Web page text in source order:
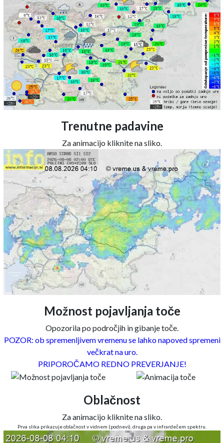
Trenutne padavine
Za animacijo kliknite na sliko.
Možnost pojavljanja toče
Opozorila po področjih in gibanje toče.
POZOR: ob spremenljivem vremenu se lahko napoved spremeni
večkrat na uro.
PRIPOROČAMO REDNO PREVERJANJE!
Oblačnost
Za animacijo kliknite na sliko.
Prva slika prikazuje oblačnost v vidnem (podnevi), druga pa v infrardečem spektru.